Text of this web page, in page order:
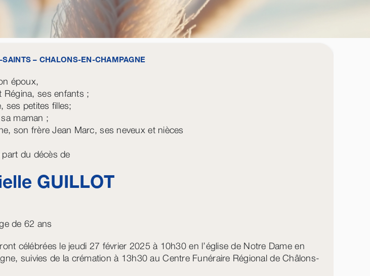
– CHALONS-EN-CHAMPAGNE
époux,
Régina, ses enfants ;
ses petites filles;
maman ;
son frère Jean Marc, ses neveux et nièces
du décès de
GUILLOT
de 62 ans
célébrées le jeudi 27 février 2025 à 10h30 en l’église de Notre Dame en
suivies de la crémation à 13h30 au Centre Funéraire Régional de Châlons-